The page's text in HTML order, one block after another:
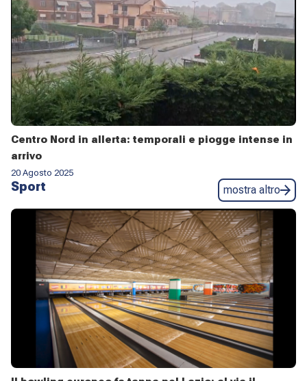
Centro Nord in allerta: temporali e piogge intense in
arrivo
20 Agosto 2025
Sport mostra altro